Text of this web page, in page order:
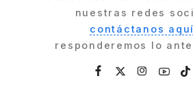
nuestras redes
contáctanos aquí
responderemos lo